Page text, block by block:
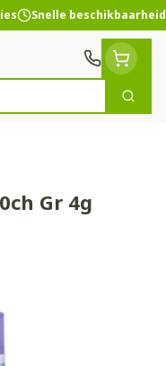
Snelle beschikbaarheid
Zoek
Gr 4g